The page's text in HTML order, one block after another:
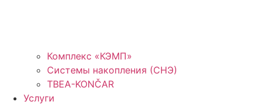
Комплекс «КЭМП»
Системы накопления (СНЭ)
TBEA-KONČAR
Услуги